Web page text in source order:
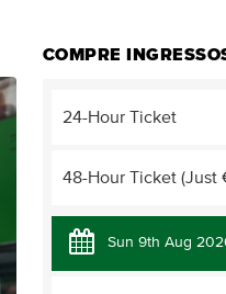
COMPRE
24-Hour Ticket
48-Hour Ticket (Just